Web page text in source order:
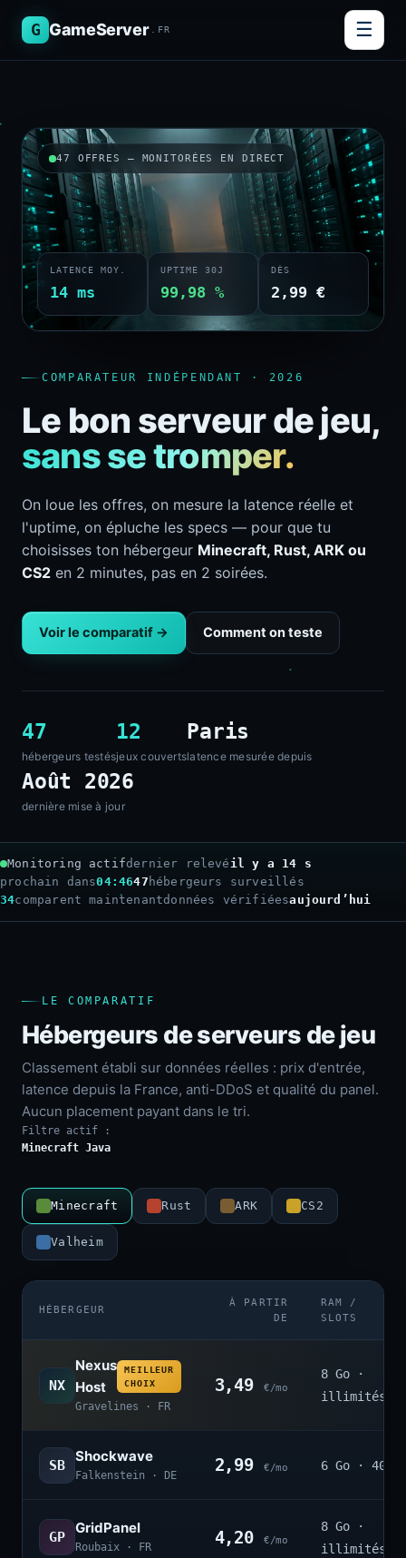
G GameServer .FR ☰
COMPARATEUR INDÉPENDANT · 2026
Le bon serveur de jeu,
sans se tromper.
On loue les offres, on mesure la latence réelle et
l'uptime, on épluche les specs — pour que tu
choisisses ton hébergeur Minecraft, Rust, ARK ou
CS2 en 2 minutes, pas en 2 soirées.
Voir le comparatif → Comment on teste
47
hébergeurs testés
12
jeux couverts
Paris
latence mesurée depuis
Août 2026
dernière mise à jour
47 OFFRES — MONITORÉES EN DIRECT
LATENCE MOY.
14 ms
UPTIME 30J
99,98 %
DÈS
2,99 €
Monitoring actifdernier relevé il y a 15 s
prochain dans04:4547 hébergeurs surveillés
34comparent maintenantdonnées vérifiéesaujourd’hui
LE COMPARATIF
Hébergeurs de serveurs de jeu
Classement établi sur données réelles : prix d'entrée,
latence depuis la France, anti-DDoS et qualité du panel.
Aucun placement payant dans le tri.
Filtre actif :
Minecraft Java
Minecraft Rust ARK CS2
Valheim
HÉBERGEUR
À PARTIR
DE
RAM /
SLOTS
NX
Nexus
Host
MEILLEUR
CHOIX
Gravelines · FR
3,49 €/mo
8 Go ·
illimités
SB
Shockwave
Falkenstein · DE
2,99 €/mo 6 Go · 40
GP
GridPanel
Roubaix · FR 4,20 €/mo
8 Go ·
illimités